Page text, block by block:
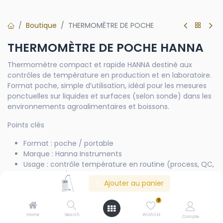
Ajouter au panier
Home Search
0
Wishlist Compte
Boutique THERMOMÈTRE DE POCHE
THERMOMÈTRE DE POCHE HANNA
Thermomètre compact et rapide HANNA destiné aux
contrôles de température en production et en laboratoire.
Format poche, simple d’utilisation, idéal pour les mesures
ponctuelles sur liquides et surfaces (selon sonde) dans les
environnements agroalimentaires et boissons.
Points clés
Format : poche / portable
Marque : Hanna Instruments
Usage : contrôle température en routine (process, QC,
échantillons)
Atouts : lecture rapide, manipulation simple